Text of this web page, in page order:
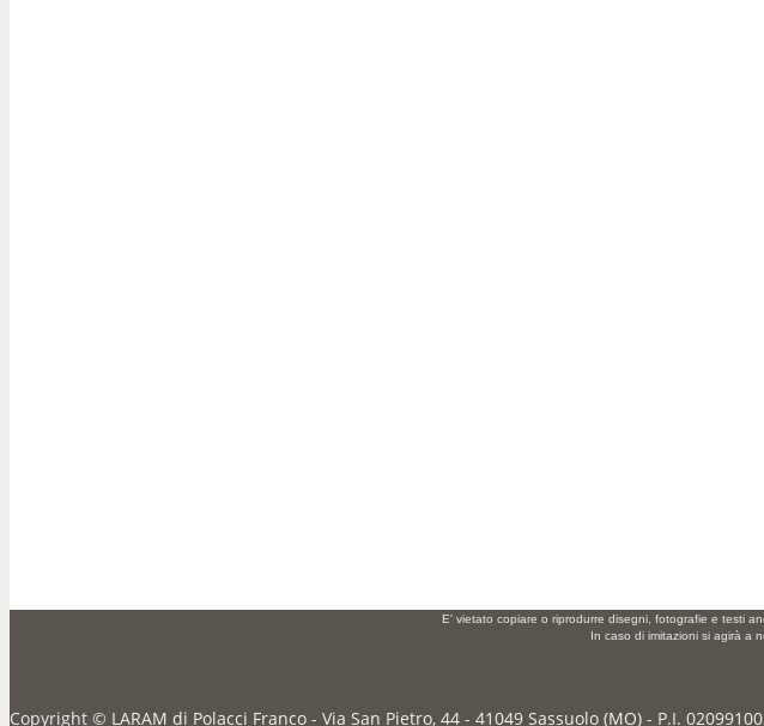
E' vietato copiare o riprodurre disegni, fotografie e testi
In caso di imitazioni si agirà a
Copyright © LARAM di Polacci Franco - Via San Pietro, 44 - 41049 Sassuolo (MO) - P.I.